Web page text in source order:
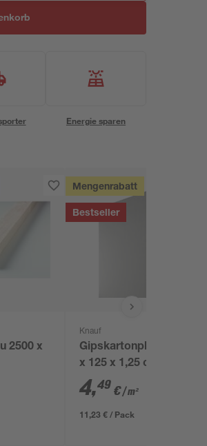
Energie sparen
2500 x
Mengenrabatt
Bestseller
Knauf
Gipskartonplatte 200
x 125 x 1,25 cm
4,49 €/ m²
11,23 € / Pack